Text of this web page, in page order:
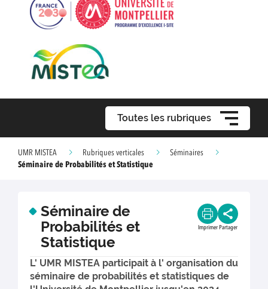
Toutes les rubriques
UMR MISTEA Rubriques verticales
Séminaires
Séminaire de Probabilités et Statistique
Séminaire de
Probabilités et
Statistique
Imprimer Partager
L' UMR MISTEA participait à l' organisation du
séminaire de probabilités et statistiques de